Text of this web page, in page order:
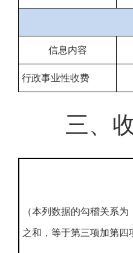
信息内容
行政事业性收费
三、
（本列数据的勾稽关系
之和，等于第三项加第四